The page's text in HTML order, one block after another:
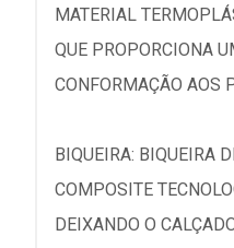
MATERIAL
QUE PROPORCIONA
CONFORMAÇÃO AOS
BIQUEIRA: BIQUEIRA
COMPOSITE
DEIXANDO O